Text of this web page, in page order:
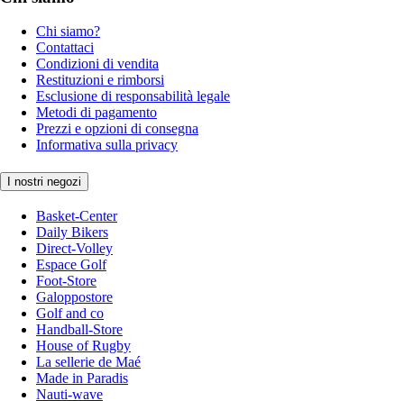
Chi siamo?
Contattaci
Condizioni di vendita
Restituzioni e rimborsi
Esclusione di responsabilità legale
Metodi di pagamento
Prezzi e opzioni di consegna
Informativa sulla privacy
I nostri negozi
Basket-Center
Daily Bikers
Direct-Volley
Espace Golf
Foot-Store
Galoppostore
Golf and co
Handball-Store
House of Rugby
La sellerie de Maé
Made in Paradis
Nauti-wave